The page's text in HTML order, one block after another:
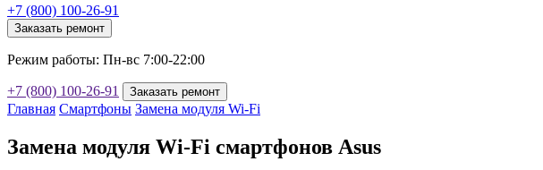
+7 (800) 100-26-91
Заказать ремонт
Режим работы: Пн-вс 7:00-22:00
+7 (800) 100-26-91 Заказать ремонт
Главная Смартфоны Замена модуля Wi-Fi
Замена модуля Wi-Fi смартфонов Asus